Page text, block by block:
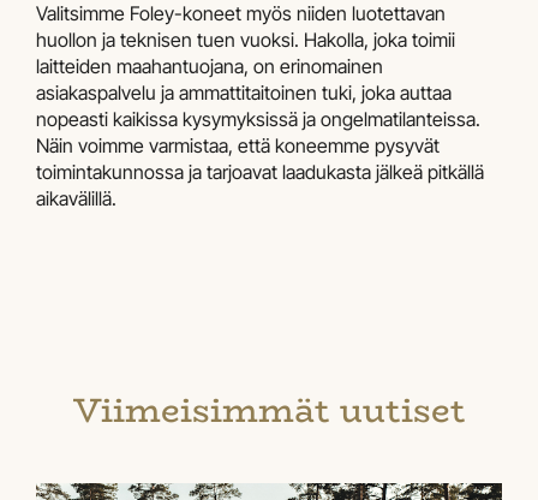
Valitsimme Foley-koneet myös niiden luotettavan
huollon ja teknisen tuen vuoksi. Hakolla, joka toimii
laitteiden maahantuojana, on erinomainen
asiakaspalvelu ja ammattitaitoinen tuki, joka auttaa
nopeasti kaikissa kysymyksissä ja ongelmatilanteissa.
Näin voimme varmistaa, että koneemme pysyvät
toimintakunnossa ja tarjoavat laadukasta jälkeä pitkällä
aikavälillä.
Viimeisimmät uutiset